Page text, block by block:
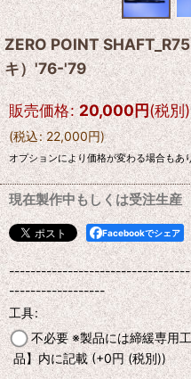
ZERO POINT
キ）'76-'79
販売価格: 20,000円(税別)
(税込: 22,000円)
オプションにより価格が変わる場合もあ
現在製作中もしくは受注生産
Facebookでシェア
------------------
工具:
不必要 ※製品には締緩専用
品】内に記載(+0円 (税別))